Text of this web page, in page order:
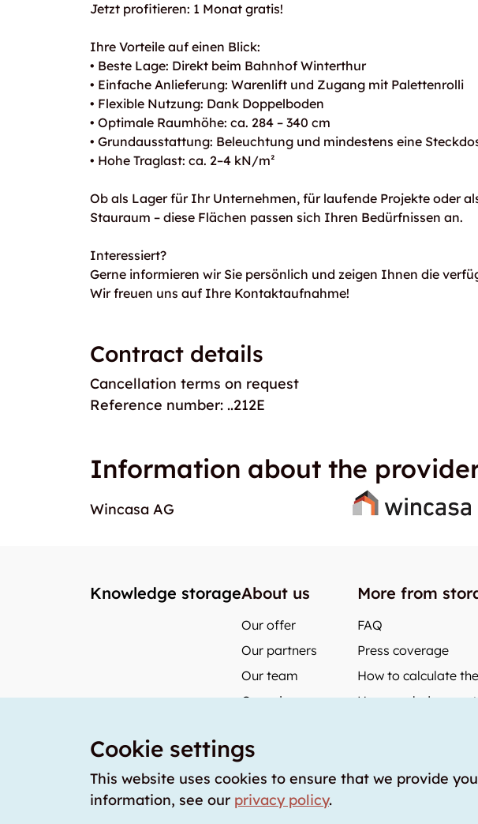
Jetzt profitieren: 1 Monat gratis!
Ihre Vorteile auf einen Blick:
• Beste Lage: Direkt beim Bahnhof Winterthur
• Einfache Anlieferung: Warenlift und Zugang mit Palettenrolli
• Flexible Nutzung: Dank Doppelboden
• Optimale Raumhöhe: ca. 284 – 340 cm
• Grundausstattung: Beleuchtung und mindestens eine
• Hohe Traglast: ca. 2–4 kN/m²
Ob als Lager für Ihr Unternehmen, für laufende Projekte oder
Stauraum – diese Flächen passen sich Ihren Bedürfnissen an.
Interessiert?
Gerne informieren wir Sie persönlich und zeigen Ihnen die
Wir freuen uns auf Ihre Kontaktaufnahme!
Contract details
Cancellation terms on request
Reference number: ..212E
Information about the
Wincasa AG
Knowledge storageAbout us
Our offer
Our partners
Our team
Our prices
storabble Austria
storabble France
storabble Spain
More from
FAQ
Press coverage
How to calculate
How much does a
Cookie settings
This website uses cookies to ensure that we provide
information, see our privacy policy.